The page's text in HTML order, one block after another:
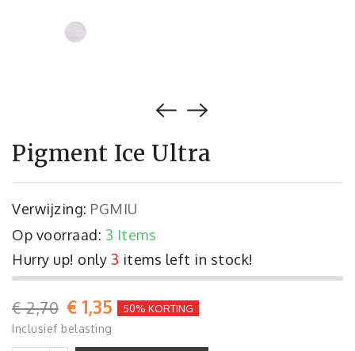
Pigment Ice Ultra
Verwijzing: PGMIU
Op voorraad: 3 Items
Hurry up! only 3 items left in stock!
€ 2,70 € 1,35 50% KORTING
Inclusief belasting